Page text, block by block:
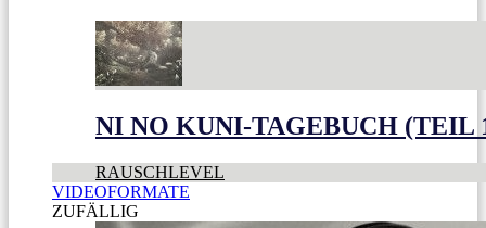
NI NO KUNI-TAGEBUCH (TEIL
RAUSCHLEVEL
VIDEOFORMATE
ZUFÄLLIG